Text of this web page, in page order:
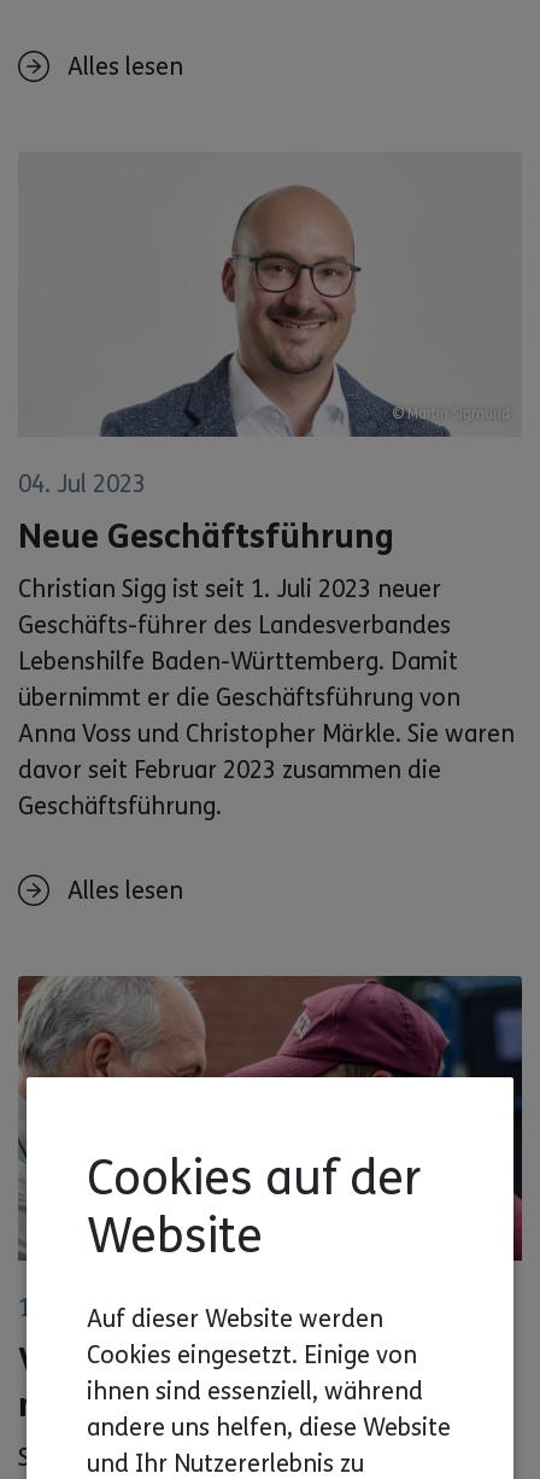
Alles lesen
© Martin Sigmund
04. Jul 2023
Neue Geschäftsführung
Christian Sigg ist seit 1. Juli 2023 neuer
Geschäfts-führer des Landesverbandes
Lebenshilfe Baden-Württemberg. Damit
übernimmt er die Geschäftsführung von
Anna Voss und Christopher Märkle. Sie waren
davor seit Februar 2023 zusammen die
Geschäftsführung.
Alles lesen
© Foto von Nathan Anderson auf Unsplash
13. Jun 2023
Vollversammlung Menschen
mit Behinderung
Seit ein paar Jahren gab es keine Voll-
Cookies auf der
Website
Auf dieser Website werden
Cookies eingesetzt. Einige von
ihnen sind essenziell, während
andere uns helfen, diese Website
und Ihr Nutzererlebnis zu